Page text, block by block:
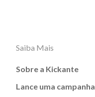
Saiba Mais
Sobre a Kickante
Lance uma campanha